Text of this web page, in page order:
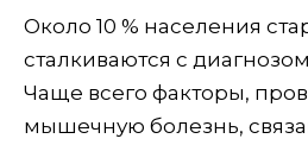
Около 10 % населения
сталкиваются с
Чаще всего факторы,
мышечную болезнь,